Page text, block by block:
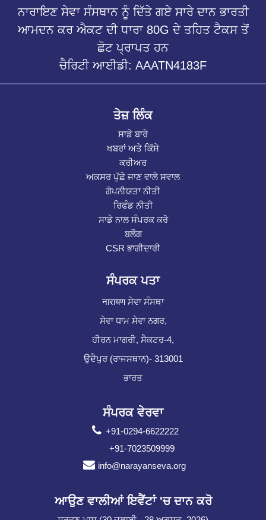
ਨਾਰਾਇਣ ਸੇਵਾ ਸੰਸਥਾਨ ਨੂੰ ਦਿੱਤੇ ਗਏ ਸਾਰੇ ਦਾਨ ਭਾਰਤੀ
ਆਮਦਨ ਕਰ ਐਕਟ ਦੀ ਧਾਰਾ 80G ਦੇ ਤਹਿਤ ਟੈਕਸ ਤੋਂ
ਛੋਟ ਪ੍ਰਾਪਤ ਹਨ
ਚੈਰਿਟੀ ਆਈਡੀ: AAATN4183F
ਤੇਜ਼ ਲਿੰਕ
ਸਾਡੇ ਬਾਰੇ
ਖਬਰਾਂ ਅਤੇ ਕਿੱਸੇ
ਕਰੀਅਰ
ਅਕਸਰ ਪੁੱਛੇ ਜਾਣ ਵਾਲੇ ਸਵਾਲ
ਗੋਪਨੀਯਤਾ ਨੀਤੀ
ਰਿਫੰਡ ਨੀਤੀ
ਸਾਡੇ ਨਾਲ ਸੰਪਰਕ ਕਰੋ
ਬਲੌਗ
CSR ਭਾਗੀਦਾਰੀ
ਸੰਪਰਕ ਪਤਾ
नारायण ਸੇਵਾ ਸੰਸਥਾ
ਸੇਵਾ ਧਾਮ ਸੇਵਾ ਨਗਰ,
ਹੀਰਨ ਮਾਗਰੀ, ਸੈਕਟਰ-4,
ਉਦੈਪੁਰ (ਰਾਜਸਥਾਨ)- 313001
ਭਾਰਤ
ਸੰਪਰਕ ਵੇਰਵਾ
+91-0294-6622222
+91-7023509999
info@narayanseva.org
ਆਉਣ ਵਾਲੀਆਂ ਇਵੈਂਟਾਂ 'ਚ ਦਾਨ ਕਰੋ